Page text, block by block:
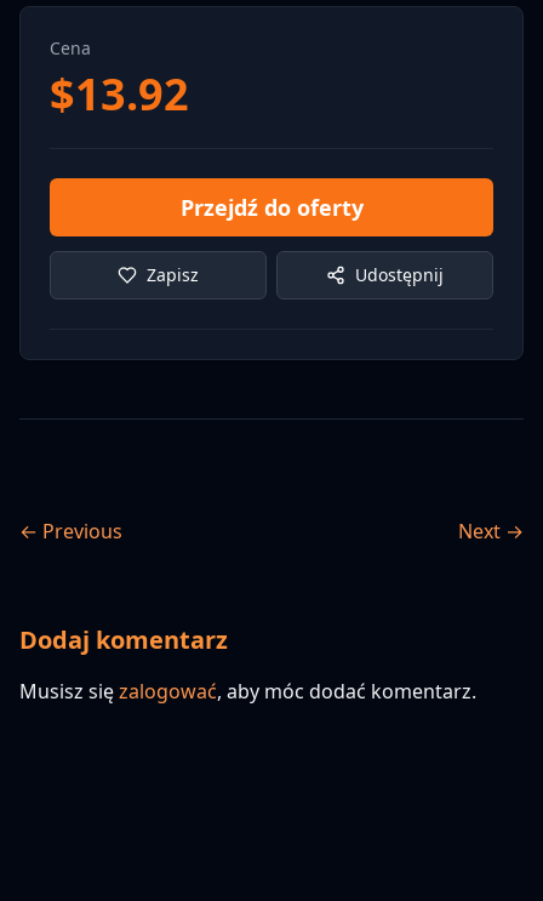
Cena
$13.92
Przejdź do oferty
Zapisz Udostępnij
← Previous Next →
Dodaj komentarz
Musisz sięzalogować, aby móc dodać komentarz.